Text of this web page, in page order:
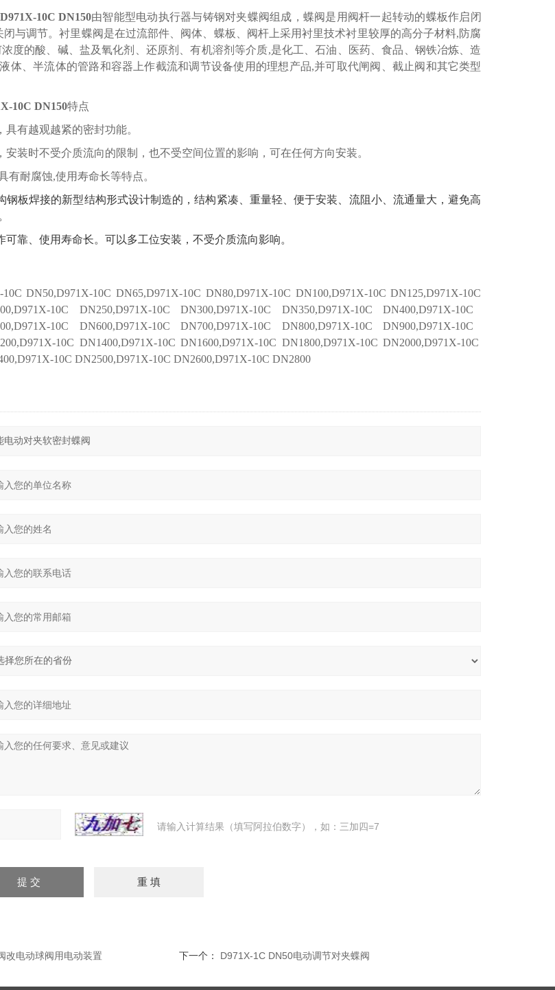
D971X-10C DN150由智能型电动执行器与铸钢对夹蝶阀组成，蝶阀是用阀杆一起转动的蝶板作启闭
与调节。衬里蝶阀是在过流部件、阀体、蝶板、阀杆上采用衬里技术衬里较厚的高分子材料,防腐
度的酸、碱、盐及氧化剂、还原剂、有机溶剂等介质,是化工、石油、医药、食品、钢铁冶炼、造
体、半流体的管路和容器上作截流和调节设备使用的理想产品,并可取代闸阀、截止阀和其它类型
X-10C DN150特点
有越观越紧的密封功能。
安装时不受介质流向的限制，也不受空间位置的影响，可在任何方向安装。
有耐腐蚀,使用寿命长等特点。
钢板焊接的新型结构形式设计制造的，结构紧凑、重量轻、便于安装、流阻小、流通量大，避免高
。
可靠、使用寿命长。可以多工位安装，不受介质流向影响。
0C DN50,D971X-10C DN65,D971X-10C DN80,D971X-10C DN100,D971X-10C DN125,D971X-10C
10C DN250,D971X-10C DN300,D971X-10C DN350,D971X-10C DN400,D971X-10C
10C DN600,D971X-10CDN700,D971X-10C DN800,D971X-10C DN900,D971X-10C
10C DN1400,D971X-10C DN1600,D971X-10C DN1800,D971X-10C DN2000,D971X-10C
10C DN2500,D971X-10C DN2600,D971X-10C DN2800
请输入计算结果（填写阿拉伯数字），如：三加四=7
改电动球阀用电动装置 下一个： D971X-1C DN50电动调节对夹蝶阀